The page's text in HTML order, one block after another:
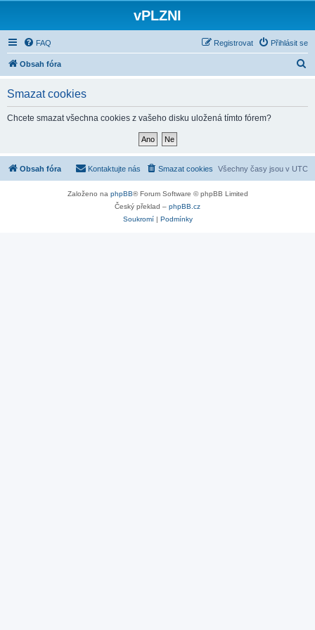
vPLZNI
FAQ Přihlásit se
Registrovat
Obsah fóra
Smazat cookies
Chcete smazat všechna cookies z vašeho disku uložená tímto fórem?
Obsah fóra Všechny časy jsou v UTC
Smazat cookies
Kontaktujte nás
Založeno na phpBB® Forum Software © phpBB Limited
Český překlad – phpBB.cz
Soukromí| Podmínky